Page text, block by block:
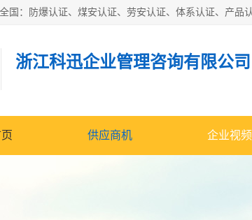
浙江科迅企业管理咨询有限公司
供应商机 企业视频